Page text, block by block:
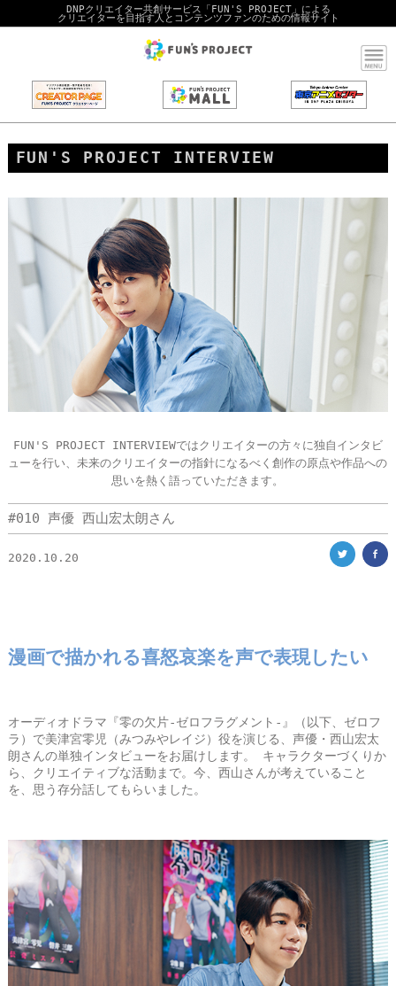
DNPクリエイター共創サービス「FUN'S PROJECT」による
クリエイターを目指す人とコンテンツファンのための情報サイト
FUN'S PROJECT INTERVIEW
FUN'S PROJECT INTERVIEWではクリエイターの方々に独自インタビ
ューを行い、未来のクリエイターの指針になるべく創作の原点や作品への
思いを熱く語っていただきます。
#010 声優 西山宏太朗さん
2020.10.20
漫画で描かれる喜怒哀楽を声で表現したい
オーディオドラマ『零の欠片-ゼロフラグメント-』（以下、ゼロフ
ラ）で美津宮零児（みつみやレイジ）役を演じる、声優・西山宏太
朗さんの単独インタビューをお届けします。 キャラクターづくりか
ら、クリエイティブな活動まで。今、西山さんが考えていること
を、思う存分話してもらいました。